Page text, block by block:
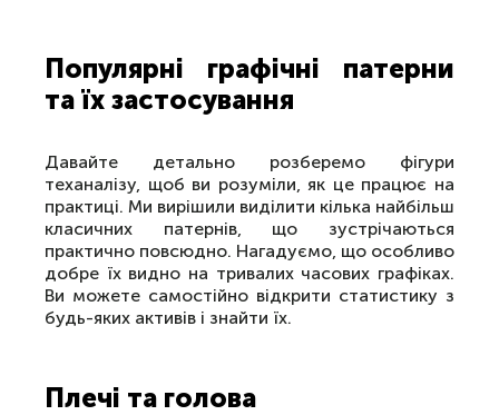
Популярні графічні патерни
та їх застосування
Давайте детально розберемо фігури
теханалізу, щоб ви розуміли, як це працює на
практиці. Ми вирішили виділити кілька найбільш
класичних патернів, що зустрічаються
практично повсюдно. Нагадуємо, що особливо
добре їх видно на тривалих часових графіках.
Ви можете самостійно відкрити статистику з
будь-яких активів і знайти їх.
Плечі та голова